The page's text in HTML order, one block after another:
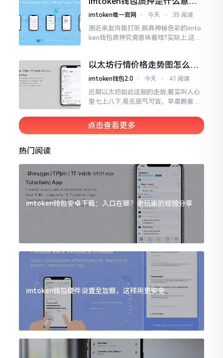
思？一文讲透
imtoken唯一官网 ⋅ 今天 ⋅ 35 阅读
朋近来友向我打听,颇具神秘色彩的imto
ken钱包质押究竟意味着啥?实际上,这一
以太坊行情价格走势图怎么看
才不亏钱
imtoken钱包2.0 ⋅ 今天 ⋅ 41 阅读
近期以太坊如此这般的走势,着实叫人心
里七上八下,毫无底气可言。早晨瞧看之
然而到了下午,那颜色刹那间就改变了,绿
得让人心里直冒慌意。
点击查看更多
热门阅读
imtoken钱包安卓下载：入口在哪？老玩家的经验分享
imtoken钱包硬件设置全攻略，这样用更安全